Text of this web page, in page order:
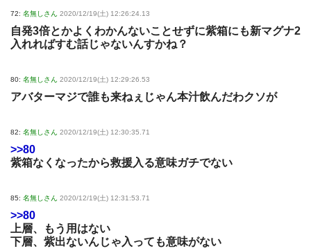
72: 名無しさん 2020/12/19(土) 12:26:24.13
自発3倍とかよくわかんないことせずに紫箱にも新マグナ2
入れればすむ話じゃないんすかね？
80: 名無しさん 2020/12/19(土) 12:29:26.53
アバターマジで誰も来ねぇじゃん本汁飲んだわクソが
82: 名無しさん 2020/12/19(土) 12:30:35.71
>>80
紫箱なくなったから救援入る意味ガチでない
85: 名無しさん 2020/12/19(土) 12:31:53.71
>>80
上層、もう用はない
下層、紫出ないんじゃ入っても意味がない